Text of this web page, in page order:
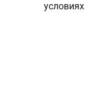
условиях